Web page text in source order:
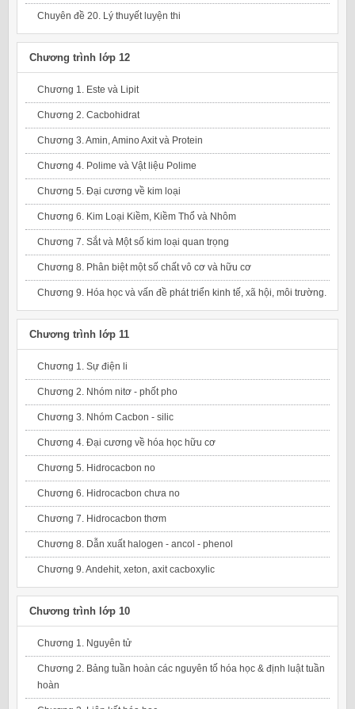
Chuyên đề 20. Lý thuyết luyện thi
Chương trình lớp 12
Chương 1. Este và Lipit
Chương 2. Cacbohidrat
Chương 3. Amin, Amino Axit và Protein
Chương 4. Polime và Vật liệu Polime
Chương 5. Đại cương về kim loại
Chương 6. Kim Loại Kiềm, Kiềm Thổ và Nhôm
Chương 7. Sắt và Một số kim loại quan trọng
Chương 8. Phân biệt một số chất vô cơ và hữu cơ
Chương 9. Hóa học và vấn đề phát triển kinh tế, xã hội, môi trường.
Chương trình lớp 11
Chương 1. Sự điện li
Chương 2. Nhóm nitơ - phốt pho
Chương 3. Nhóm Cacbon - silic
Chương 4. Đại cương về hóa học hữu cơ
Chương 5. Hidrocacbon no
Chương 6. Hidrocacbon chưa no
Chương 7. Hidrocacbon thơm
Chương 8. Dẫn xuất halogen - ancol - phenol
Chương 9. Andehit, xeton, axit cacboxylic
Chương trình lớp 10
Chương 1. Nguyên tử
Chương 2. Bảng tuần hoàn các nguyên tố hóa học & định luật tuần
hoàn